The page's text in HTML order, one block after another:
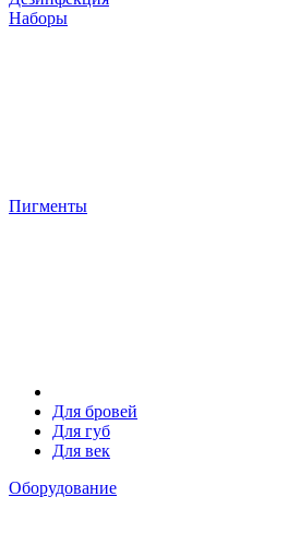
Наборы
Пигменты
Для бровей
Для губ
Для век
Оборудование